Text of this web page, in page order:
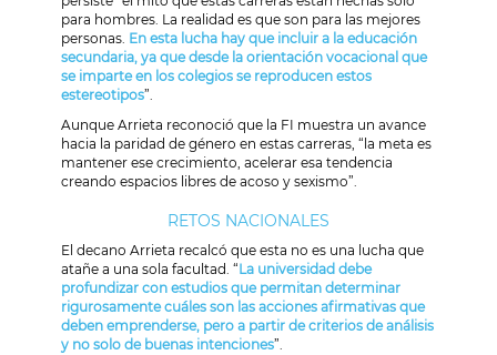
para hombres. La realidad es que son para las mejores
personas. En esta lucha hay que incluir a la educación
secundaria, ya que desde la orientación vocacional que
se imparte en los colegios se reproducen estos
estereotipos”.
Aunque Arrieta reconoció que la FI muestra un avance
hacia la paridad de género en estas carreras, “la meta es
mantener ese crecimiento, acelerar esa tendencia
creando espacios libres de acoso y sexismo”.
RETOS NACIONALES
El decano Arrieta recalcó que esta no es una lucha que
atañe a una sola facultad. “La universidad debe
profundizar con estudios que permitan determinar
rigurosamente cuáles son las acciones afirmativas que
deben emprenderse, pero a partir de criterios de análisis
y no solo de buenas intenciones”.